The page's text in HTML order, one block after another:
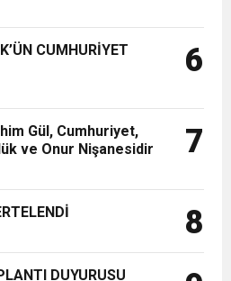
CUMHURİYET
6
Gül, Cumhuriyet,
ve Onur Nişanesidir
7
8
DUYURUSU